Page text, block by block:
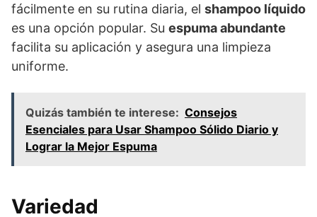
fácilmente en su rutina diaria, el shampoo líquido
es una opción popular. Su espuma abundante
facilita su aplicación y asegura una limpieza
uniforme.
Quizás también te interese: Consejos
Esenciales para Usar Shampoo Sólido Diario y
Lograr la Mejor Espuma
Variedad